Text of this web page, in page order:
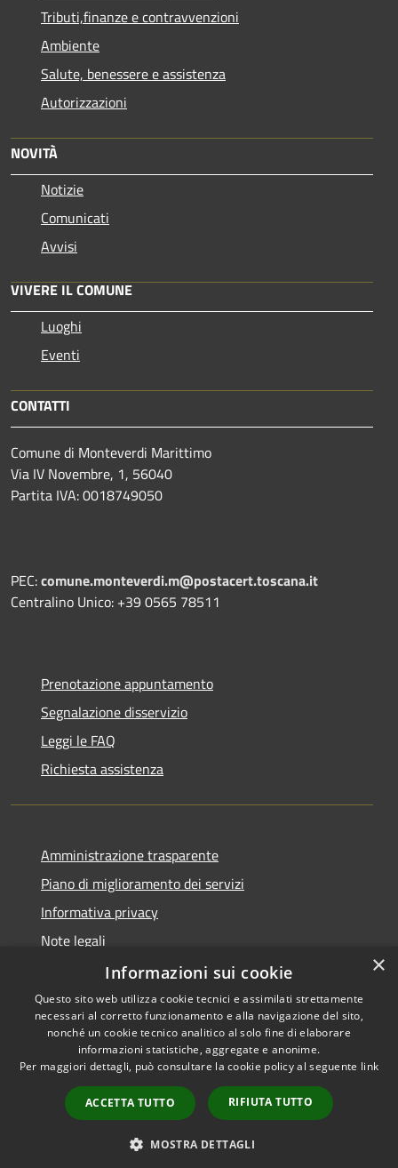
Tributi,finanze e contravvenzioni
Ambiente
Salute, benessere e assistenza
Autorizzazioni
NOVITÀ
Notizie
Comunicati
Avvisi
VIVERE IL COMUNE
Luoghi
Eventi
CONTATTI
Comune di Monteverdi Marittimo
Via IV Novembre, 1, 56040
Partita IVA: 0018749050
PEC:comune.monteverdi.m@postacert.toscana.it
Centralino Unico: +39 0565 78511
Prenotazione appuntamento
Segnalazione disservizio
Leggi le FAQ
Richiesta assistenza
Amministrazione trasparente
Piano di miglioramento dei servizi
Informativa privacy
Note legali
Dichiarazione di accessibilità
RSS
Accessibilità
Copyright © 2026 • Comune di
Powered byMunicipium
Accesso redazione
×
Informazioni sui cookie
Questo sito web utilizza cookie tecnici e assimilati strettamente
necessari al corretto funzionamento e alla navigazione del sito,
nonché un cookie tecnico analitico al solo fine di elaborare
informazioni statistiche, aggregate e anonime.
Per maggiori dettagli, può consultare la cookie policy al seguente link
ACCETTA TUTTO RIFIUTA TUTTO
MOSTRA DETTAGLI